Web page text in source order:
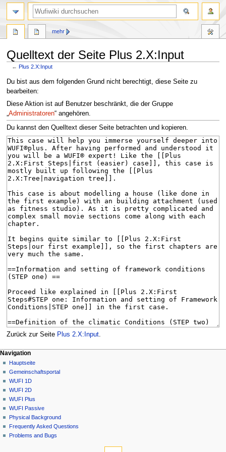
Quelltext der Seite Plus 2.X:Input
←Plus 2.X:Input
Zur
Navigation
springen
Zur
Suche
springen
Du bist aus dem folgenden Grund nicht berechtigt, diese Seite zu
bearbeiten:
Diese Aktion ist auf Benutzer beschränkt, die der Gruppe
„Administratoren“ angehören.
Du kannst den Quelltext dieser Seite betrachten und kopieren.
Zurück zur Seite Plus 2.X:Input.
N
a
v
g
a
Seitenaktionen
Seite
Diskussion
Lesen
Quelltext
anzeigen
Versionsgeschichte
mehr
Meine Werkzeuge
Anmelden
Navigation
Hauptseite
Gemeinschafts­portal
WUFI 1D
WUFI 2D
WUFI Plus
WUFI Passive
Physical Background
Frequently Asked Questions
Problems and Bugs
Suche